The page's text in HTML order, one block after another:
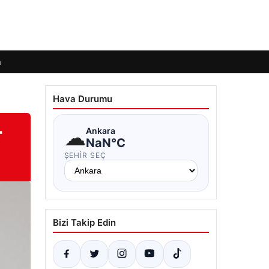
Hava Durumu
☁Ankara
NaN°C
ŞEHIR SEÇ
Bizi Takip Edin